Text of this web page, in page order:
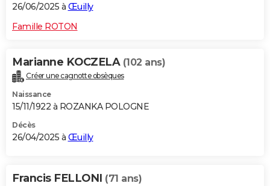
26/06/2025 à Œuilly
Famille ROTON
Marianne KOCZELA (102 ans)
Créer une cagnotte obsèques
Naissance
15/11/1922 à ROZANKA POLOGNE
Décès
26/04/2025 à Œuilly
Francis FELLONI (71 ans)